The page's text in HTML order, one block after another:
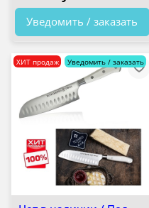
Уведомить / заказать
ХИТ продаж Уведомить / заказать